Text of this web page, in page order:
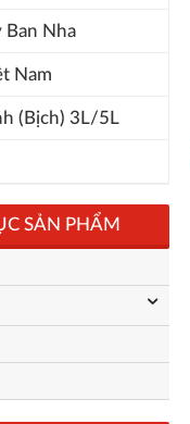
Ban Nha
Nam
(Bịch) 3L/5L
SẢN PHẨM